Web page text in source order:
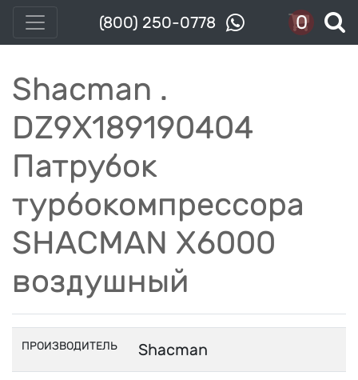
(800) 250-0778 0
Shacman .
DZ9X189190404
Патрубок
турбокомпрессора
SHACMAN X6000
воздушный
ПРОИЗВОДИТЕЛЬ Shacman